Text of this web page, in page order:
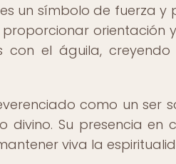
un símbolo de fuerza y
orientación
con el águila,
como un ser
Su presencia en
viva la